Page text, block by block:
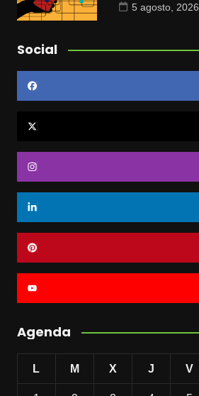
5 agosto, 2026
Social
Agenda
L M X J V